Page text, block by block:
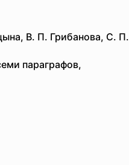
В. П. Грибанова, С. П.
параграфов,